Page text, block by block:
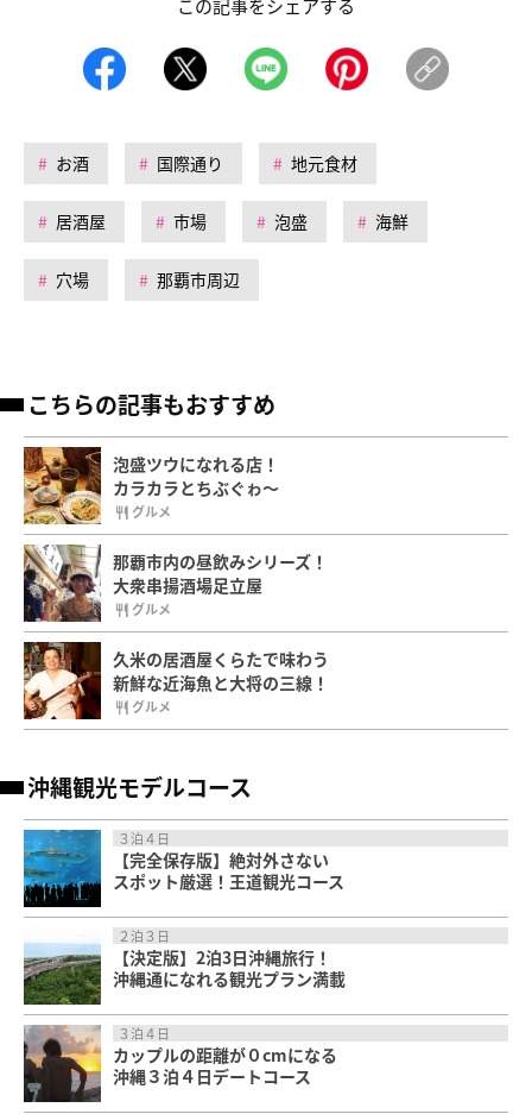
この記事をシェアする
お酒 国際通り 地元食材
居酒屋 市場 泡盛 海鮮
穴場 那覇市周辺
こちらの記事もおすすめ
泡盛ツウになれる店！
カラカラとちぶぐゎ～
グルメ
那覇市内の昼飲みシリーズ！
大衆串揚酒場足立屋
グルメ
久米の居酒屋くらたで味わう
新鮮な近海魚と大将の三線！
グルメ
沖縄観光モデルコース
３泊４日
【完全保存版】絶対外さない
スポット厳選！王道観光コース
２泊３日
【決定版】2泊3日沖縄旅行！
沖縄通になれる観光プラン満載
３泊４日
カップルの距離が０cmになる
沖縄３泊４日デートコース